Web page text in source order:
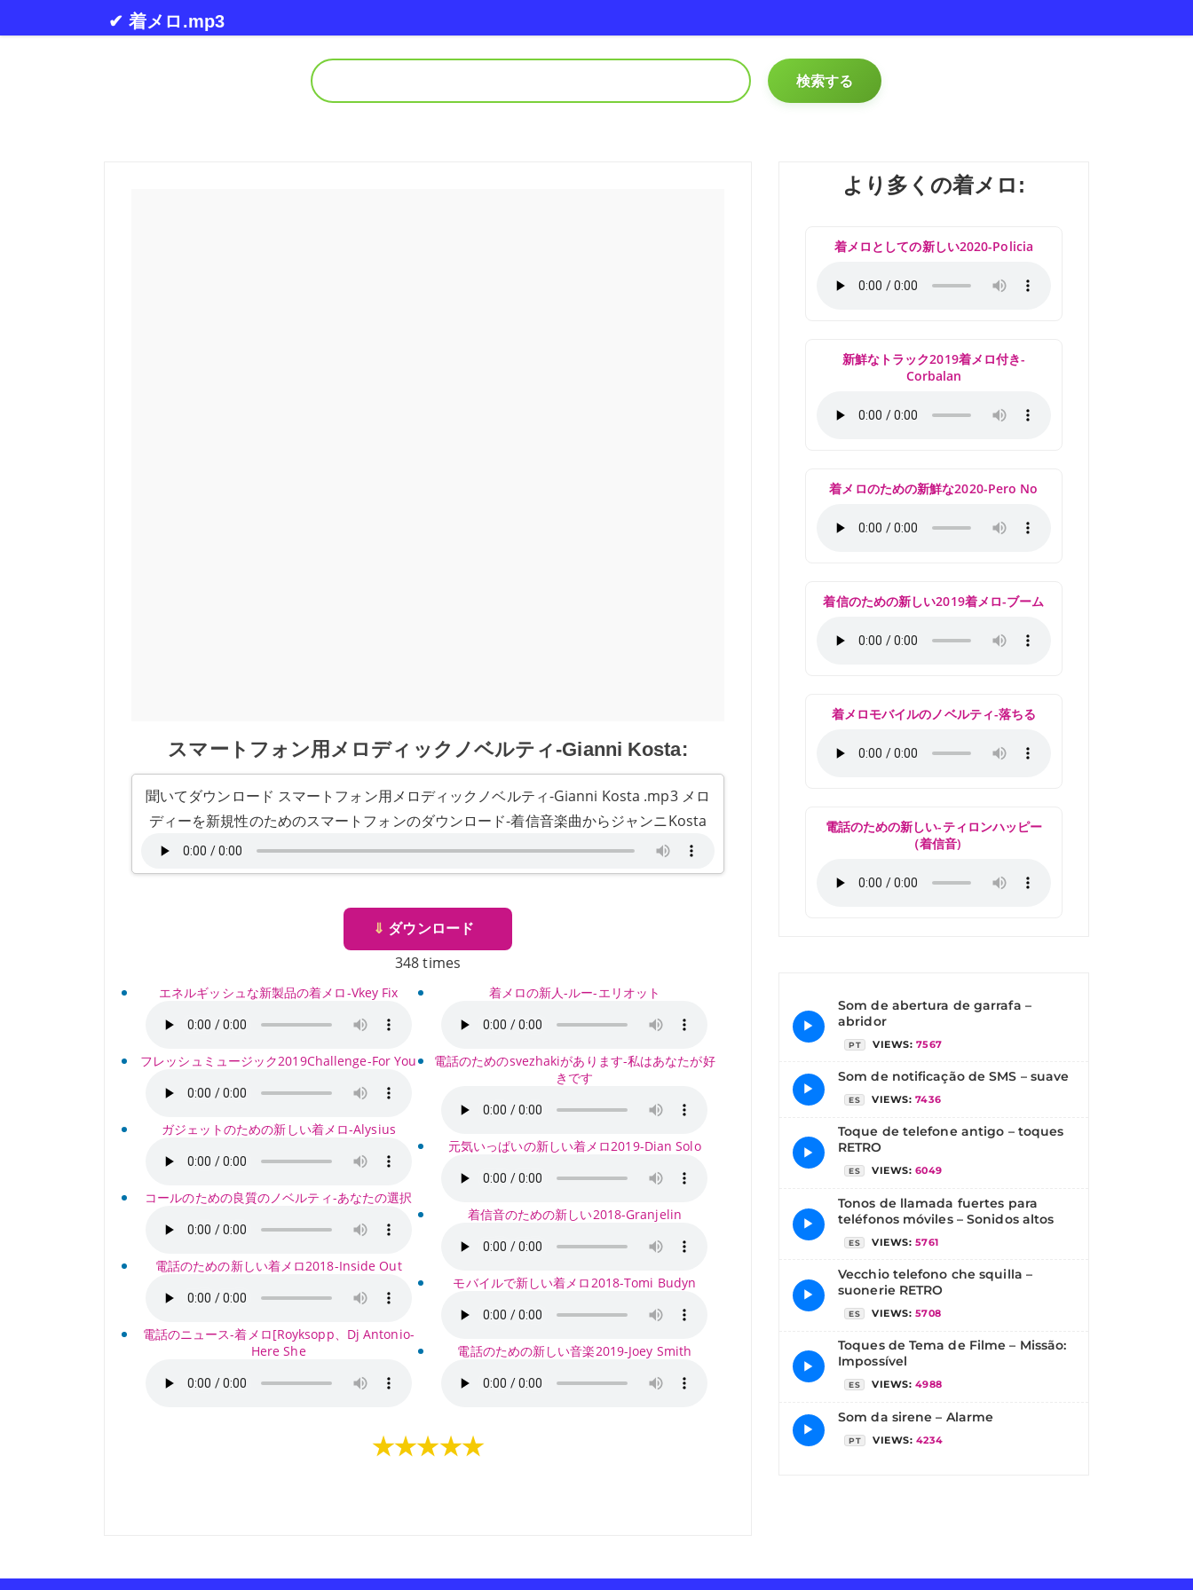
✔ 着メロ.mp3
検索する
スマートフォン用メロディックノベルティ-Gianni Kosta:
聞いてダウンロード スマートフォン用メロディックノベルティ-Gianni Kosta .mp3 メロ
ディーを新規性のためのスマートフォンのダウンロード-着信音楽曲からジャンニKosta
⇓ ダウンロード
348 times
エネルギッシュな新製品の着メロ-Vkey Fix
フレッシュミュージック2019Challenge-For You
ガジェットのための新しい着メロ-Alysius
コールのための良質のノベルティ-あなたの選択
電話のための新しい着メロ2018-Inside Out
電話のニュース-着メロ[Royksopp、Dj Antonio-
Here She
着メロの新人-ルー-エリオット
電話のためのsvezhakiがあります-私はあなたが好
きです
元気いっぱいの新しい着メロ2019-Dian Solo
着信音のための新しい2018-Granjelin
モバイルで新しい着メロ2018-Tomi Budyn
電話のための新しい音楽2019-Joey Smith
★★★★★
より多くの着メロ:
着メロとしての新しい2020-Policia
新鮮なトラック2019着メロ付き-
Corbalan
着メロのための新鮮な2020-Pero No
着信のための新しい2019着メロ-ブーム
着メロモバイルのノベルティ-落ちる
電話のための新しい-ティロンハッピー
（着信音)
▶
Som de abertura de garrafa –
abridor
PT VIEWS: 7567
▶
Som de notificação de SMS – suave
ES VIEWS: 7436
▶
Toque de telefone antigo – toques
RETRO
ES VIEWS: 6049
▶
Tonos de llamada fuertes para
teléfonos móviles – Sonidos altos
ES VIEWS: 5761
▶
Vecchio telefono che squilla –
suonerie RETRO
ES VIEWS: 5708
▶
Toques de Tema de Filme – Missão:
Impossível
ES VIEWS: 4988
▶
Som da sirene – Alarme
PT VIEWS: 4234